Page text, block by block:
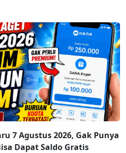
7 Agustus 2026, Gak Punya
Dapat Saldo Gratis